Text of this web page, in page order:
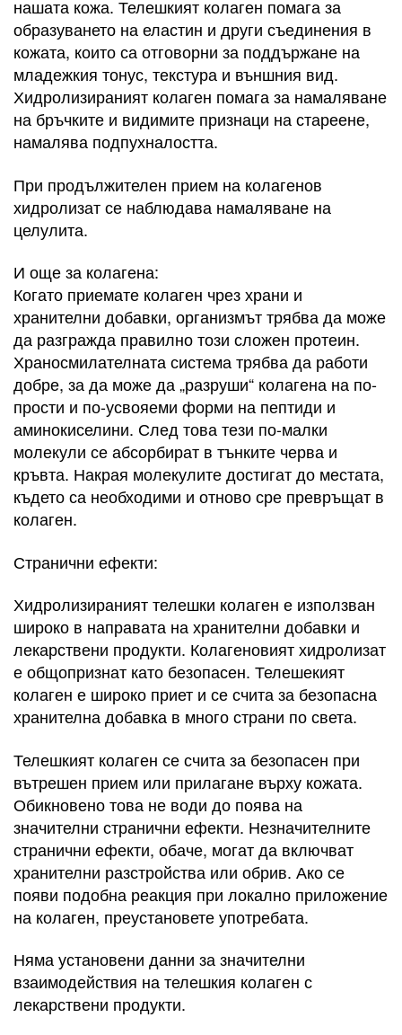
нашата кожа. Телешкият колаген помага за
образуването на еластин и други съединения в
кожата, които са отговорни за поддържане на
младежкия тонус, текстура и външния вид.
Хидролизираният колаген помага за намаляване
на бръчките и видимите признаци на стареене,
намалява подпухналостта.
При продължителен прием на колагенов
хидролизат се наблюдава намаляване на
целулита.
И още за колагена:
Когато приемате колаген чрез храни и
хранителни добавки, организмът трябва да може
да разгражда правилно този сложен протеин.
Храносмилателната система трябва да работи
добре, за да може да „разруши“ колагена на по-
прости и по-усвояеми форми на пептиди и
аминокиселини. След това тези по-малки
молекули се абсорбират в тънките черва и
кръвта. Накрая молекулите достигат до местата,
където са необходими и отново сре превръщат в
колаген.
Странични ефекти:
Хидролизираният телешки колаген е използван
широко в направата на хранителни добавки и
лекарствени продукти. Колагеновият хидролизат
е общопризнат като безопасен. Телешекият
колаген е широко приет и се счита за безопасна
хранителна добавка в много страни по света.
Телешкият колаген се счита за безопасен при
вътрешен прием или прилагане върху кожата.
Обикновено това не води до поява на
значителни странични ефекти. Незначителните
странични ефекти, обаче, могат да включват
хранителни разстройства или обрив. Ако се
появи подобна реакция при локално приложение
на колаген, преустановете употребата.
Няма установени данни за значителни
взаимодействия на телешкия колаген с
лекарствени продукти.